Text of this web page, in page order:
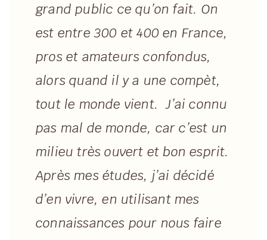
grand public ce qu’on fait. On
est entre 300 et 400 en France,
pros et amateurs confondus,
alors quand il y a une compèt,
tout le monde vient. J’ai connu
pas mal de monde, car c’est un
milieu très ouvert et bon esprit.
Après mes études, j’ai décidé
d’en vivre, en utilisant mes
connaissances pour nous faire